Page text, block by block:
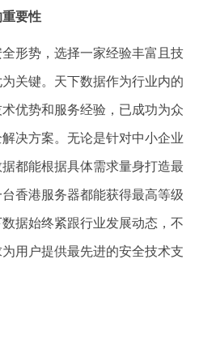
重要性
形势，选择一家经验丰富且技
关键。天下数据作为行业内的
优势和服务经验，已成功为众
决方案。无论是针对中小企业
都能根据具体需求量身打造最
香港服务器都能获得最高等级
据始终紧跟行业发展动态，不
用户提供最先进的安全技术支